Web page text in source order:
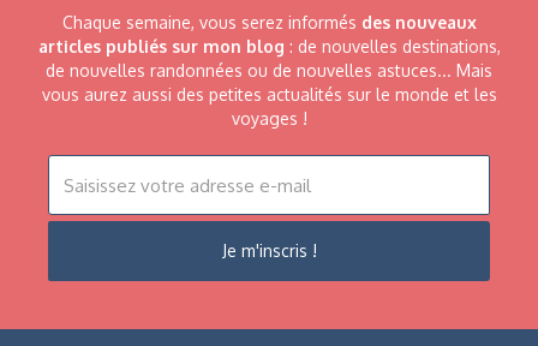
Chaque semaine, vous serez informés des nouveaux
articles publiés sur mon blog : de nouvelles destinations,
de nouvelles randonnées ou de nouvelles astuces... Mais
vous aurez aussi des petites actualités sur le monde et les
voyages !